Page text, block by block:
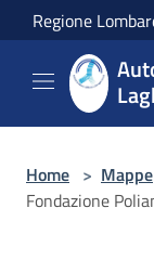
Salta al contenuto
Regione
Home > Mappe
Fondazione